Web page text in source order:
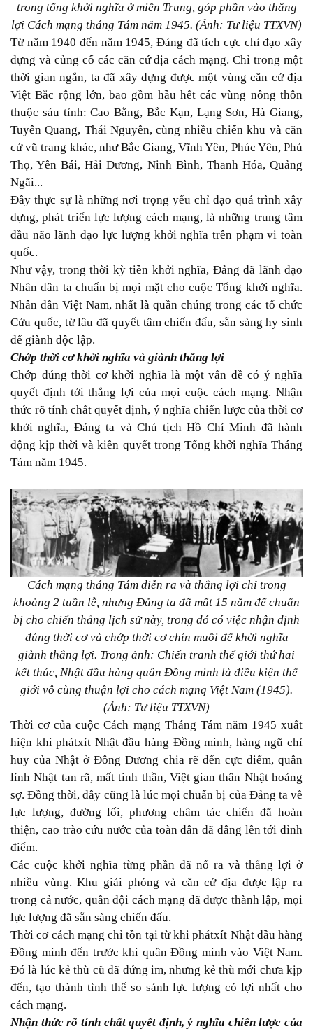
trong tổng khởi nghĩa ở miền Trung, góp phần vào thắng
lợi Cách mạng tháng Tám năm 1945. (Ảnh: Tư liệu TTXVN)
Từ năm 1940 đến năm 1945, Đảng đã tích cực chỉ đạo xây
dựng và củng cố các căn cứ địa cách mạng. Chỉ trong một
thời gian ngắn, ta đã xây dựng được một vùng căn cứ địa
Việt Bắc rộng lớn, bao gồm hầu hết các vùng nông thôn
thuộc sáu tỉnh: Cao Bằng, Bắc Kạn, Lạng Sơn, Hà Giang,
Tuyên Quang, Thái Nguyên, cùng nhiều chiến khu và căn
cứ vũ trang khác, như Bắc Giang, Vĩnh Yên, Phúc Yên, Phú
Thọ, Yên Bái, Hải Dương, Ninh Bình, Thanh Hóa, Quảng
Ngãi...
Đây thực sự là những nơi trọng yếu chỉ đạo quá trình xây
dựng, phát triển lực lượng cách mạng, là những trung tâm
đầu não lãnh đạo lực lượng khởi nghĩa trên phạm vi toàn
quốc.
Như vậy, trong thời kỳ tiền khởi nghĩa, Đảng đã lãnh đạo
Nhân dân ta chuẩn bị mọi mặt cho cuộc Tổng khởi nghĩa.
Nhân dân Việt Nam, nhất là quần chúng trong các tổ chức
Cứu quốc, từ lâu đã quyết tâm chiến đấu, sẵn sàng hy sinh
để giành độc lập.
Chớp thời cơ khởi nghĩa và giành thắng lợi
Chớp đúng thời cơ khởi nghĩa là một vấn đề có ý nghĩa
quyết định tới thắng lợi của mọi cuộc cách mạng. Nhận
thức rõ tính chất quyết định, ý nghĩa chiến lược của thời cơ
khởi nghĩa, Đảng ta và Chủ tịch Hồ Chí Minh đã hành
động kịp thời và kiên quyết trong Tổng khởi nghĩa Tháng
Tám năm 1945.
Cách mạng tháng Tám diễn ra và thắng lợi chỉ trong
khoảng 2 tuần lễ, nhưng Đảng ta đã mất 15 năm để chuẩn
bị cho chiến thắng lịch sử này, trong đó có việc nhận định
đúng thời cơ và chớp thời cơ chín muồi để khởi nghĩa
giành thắng lợi. Trong ảnh: Chiến tranh thế giới thứ hai
kết thúc, Nhật đầu hàng quân Đồng minh là điều kiện thế
giới vô cùng thuận lợi cho cách mạng Việt Nam (1945).
(Ảnh: Tư liệu TTXVN)
Thời cơ của cuộc Cách mạng Tháng Tám năm 1945 xuất
hiện khi phátxít Nhật đầu hàng Đồng minh, hàng ngũ chỉ
huy của Nhật ở Đông Dương chia rẽ đến cực điểm, quân
lính Nhật tan rã, mất tinh thần, Việt gian thân Nhật hoảng
sợ. Đồng thời, đây cũng là lúc mọi chuẩn bị của Đảng ta về
lực lượng, đường lối, phương châm tác chiến đã hoàn
thiện, cao trào cứu nước của toàn dân đã dâng lên tới đỉnh
điểm.
Các cuộc khởi nghĩa từng phần đã nổ ra và thắng lợi ở
nhiều vùng. Khu giải phóng và căn cứ địa được lập ra
trong cả nước, quân đội cách mạng đã được thành lập, mọi
lực lượng đã sẵn sàng chiến đấu.
Thời cơ cách mạng chỉ tồn tại từ khi phátxít Nhật đầu hàng
Đồng minh đến trước khi quân Đồng minh vào Việt Nam.
Đó là lúc kẻ thù cũ đã đứng im, nhưng kẻ thù mới chưa kịp
đến, tạo thành tình thế so sánh lực lượng có lợi nhất cho
cách mạng.
Nhận thức rõ tính chất quyết định, ý nghĩa chiến lược của